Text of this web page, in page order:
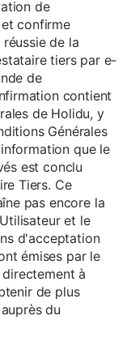
de
confirme
de la
tiers par e-
de
contient
de Holidu, y
Générales
que le
est conclu
Tiers. Ce
pas encore la
et le
d'acceptation
émises par le
à
de plus
du